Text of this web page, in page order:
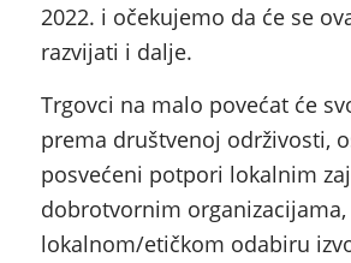
2022. i očekujemo da će se
razvijati i dalje.
Trgovci na malo povećat će
prema društvenoj održivosti,
posvećeni potpori lokalnim
dobrotvornim organizacijama,
lokalnom/etičkom odabiru